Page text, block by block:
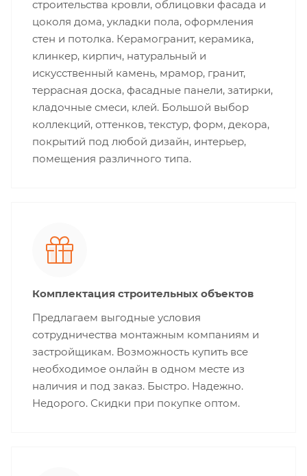
строительства кровли, облицовки фасада и
цоколя дома, укладки пола, оформления
стен и потолка. Керамогранит, керамика,
клинкер, кирпич, натуральный и
искусственный камень, мрамор, гранит,
террасная доска, фасадные панели, затирки,
кладочные смеси, клей. Большой выбор
коллекций, оттенков, текстур, форм, декора,
покрытий под любой дизайн, интерьер,
помещения различного типа.
Комплектация строительных объектов
Предлагаем выгодные условия
сотрудничества монтажным компаниям и
застройщикам. Возможность купить все
необходимое онлайн в одном месте из
наличия и под заказ. Быстро. Надежно.
Недорого. Скидки при покупке оптом.